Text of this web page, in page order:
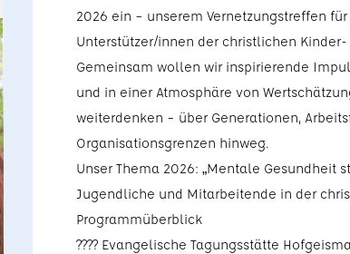
2026 ein – unserem Vernetzungstreffen
Unterstützer/innen der christlichen
Gemeinsam wollen wir inspirierende
und in einer Atmosphäre von
weiterdenken – über Generationen,
Organisationsgrenzen hinweg.
Unser Thema 2026: „Mentale Gesundheit
Jugendliche und Mitarbeitende in der
Programmüberblick
???? Evangelische Tagungsstätte